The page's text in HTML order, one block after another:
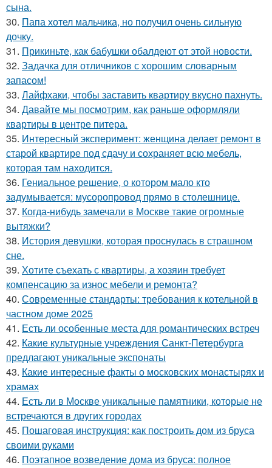
сына.
30. Папа хотел мальчика, но получил очень сильную
дочку.
31. Прикиньте, как бабушки обалдеют от этой новости.
32. Задачка для отличников с хорошим словарным
запасом!
33. Лайфхаки, чтобы заставить квартиру вкусно пахнуть.
34. Давайте мы посмотрим, как раньше оформляли
квартиры в центре питера.
35. Интересный эксперимент: женщина делает ремонт в
старой квартире под сдачу и сохраняет всю мебель,
которая там находится.
36. Гениальное решение, о котором мало кто
задумывается: мусоропровод прямо в столешнице.
37. Когда-нибудь замечали в Москве такие огромные
вытяжки?
38. История девушки, которая проснулась в страшном
сне.
39. Хотите съехать с квартиры, а хозяин требует
компенсацию за износ мебели и ремонта?
40. Современные стандарты: требования к котельной в
частном доме 2025
41. Есть ли особенные места для романтических встреч
42. Какие культурные учреждения Санкт-Петербурга
предлагают уникальные экспонаты
43. Какие интересные факты о московских монастырях и
храмах
44. Есть ли в Москве уникальные памятники, которые не
встречаются в других городах
45. Пошаговая инструкция: как построить дом из бруса
своими руками
46. Поэтапное возведение дома из бруса: полное